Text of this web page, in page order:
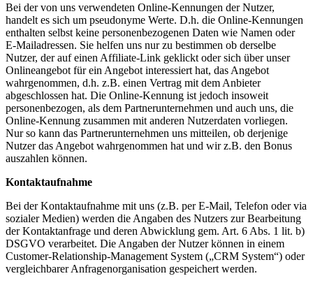
Bei der von uns verwendeten Online-Kennungen der Nutzer,
handelt es sich um pseudonyme Werte. D.h. die Online-Kennungen
enthalten selbst keine personenbezogenen Daten wie Namen oder
E-Mailadressen. Sie helfen uns nur zu bestimmen ob derselbe
Nutzer, der auf einen Affiliate-Link geklickt oder sich über unser
Onlineangebot für ein Angebot interessiert hat, das Angebot
wahrgenommen, d.h. z.B. einen Vertrag mit dem Anbieter
abgeschlossen hat. Die Online-Kennung ist jedoch insoweit
personenbezogen, als dem Partnerunternehmen und auch uns, die
Online-Kennung zusammen mit anderen Nutzerdaten vorliegen.
Nur so kann das Partnerunternehmen uns mitteilen, ob derjenige
Nutzer das Angebot wahrgenommen hat und wir z.B. den Bonus
auszahlen können.
Kontaktaufnahme
Bei der Kontaktaufnahme mit uns (z.B. per E-Mail, Telefon oder via
sozialer Medien) werden die Angaben des Nutzers zur Bearbeitung
der Kontaktanfrage und deren Abwicklung gem. Art. 6 Abs. 1 lit. b)
DSGVO verarbeitet. Die Angaben der Nutzer können in einem
Customer-Relationship-Management System („CRM System“) oder
vergleichbarer Anfragenorganisation gespeichert werden.